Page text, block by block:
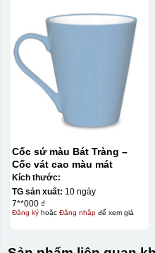
Cốc sứ màu Bát Tràng –
Cốc vát cao màu mát
Kích thước:
TG sản xuất: 10 ngày
7**000 ₫
Đăng kýhoặc Đăng nhậpđể xem giá